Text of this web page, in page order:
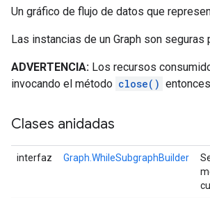
Un gráfico de flujo de datos que
Las instancias de un Graph son seguras
ADVERTENCIA: Los recursos
invocando el método close()
Clases anidadas
interfaz Graph.WhileSubgraphBuilder